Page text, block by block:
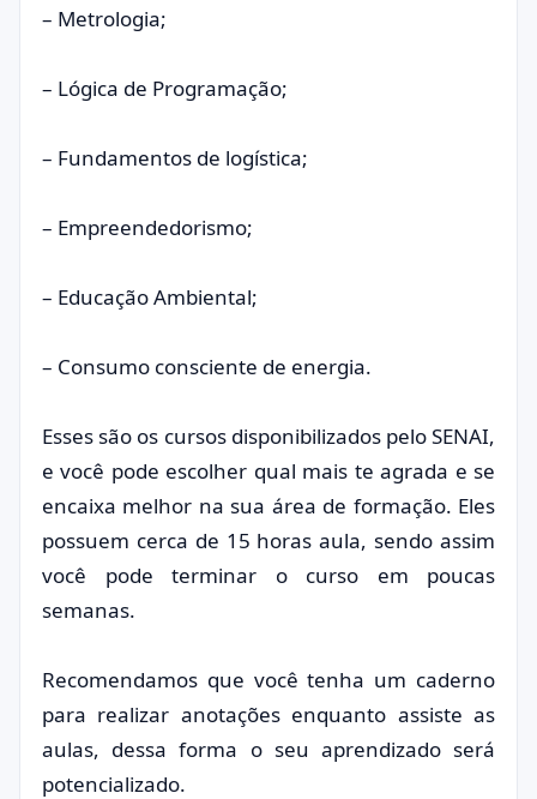
– Metrologia;
– Lógica de Programação;
– Fundamentos de logística;
– Empreendedorismo;
– Educação Ambiental;
– Consumo consciente de energia.
Esses são os cursos disponibilizados pelo SENAI,
e você pode escolher qual mais te agrada e se
encaixa melhor na sua área de formação. Eles
possuem cerca de 15 horas aula, sendo assim
você pode terminar o curso em poucas
semanas.
Recomendamos que você tenha um caderno
para realizar anotações enquanto assiste as
aulas, dessa forma o seu aprendizado será
potencializado.